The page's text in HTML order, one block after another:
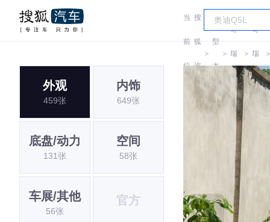
当
前
位
置:
搜
狐
汽
车
＞
车
型
大
＞
奇
瑞
QQ
＞
奇
瑞
QQ
外观
459张
内饰
649张
底盘/动力
131张
空间
58张
车展/其他
56张
官方